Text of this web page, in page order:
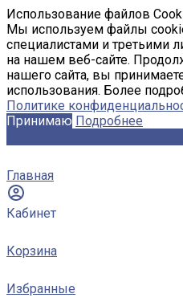
Использование файлов
Мы используем файлы
специалистами и третьими
на нашем веб-сайте.
нашего сайта, вы
использования. Более
Политике
Принимаю Подробнее
Главная
Кабинет
Корзина
Избранные